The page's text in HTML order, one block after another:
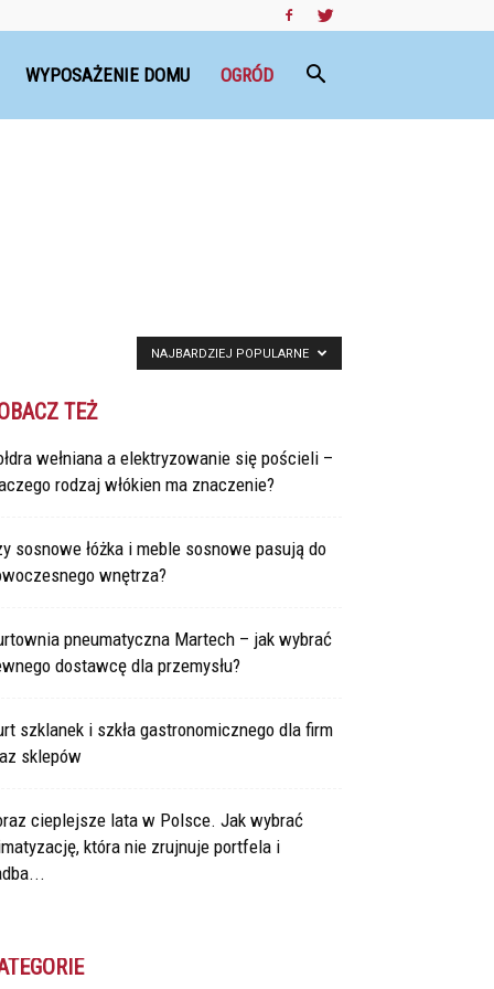
WYPOSAŻENIE DOMU OGRÓD
NAJBARDZIEJ POPULARNE
TEŻ
wełniana a elektryzowanie się pościeli –
rodzaj włókien ma znaczenie?
sosnowe łóżka i meble sosnowe pasują do
wnętrza?
pneumatyczna Martech – jak wybrać
dostawcę dla przemysłu?
szklanek i szkła gastronomicznego dla firm
sklepów
cieplejsze lata w Polsce. Jak wybrać
która nie zrujnuje portfela i